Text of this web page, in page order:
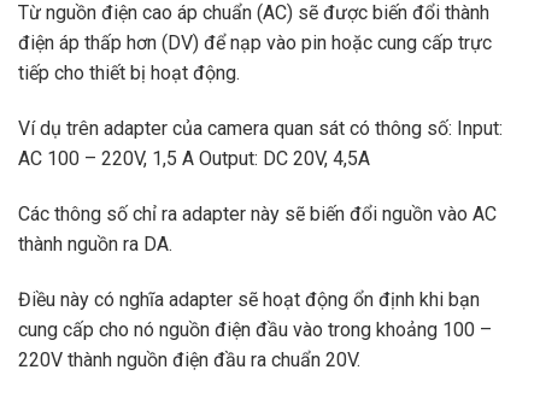
Từ nguồn điện cao áp chuẩn (AC) sẽ được biến đổi thành
điện áp thấp hơn (DV) để nạp vào pin hoặc cung cấp trực
tiếp cho thiết bị hoạt động.
Ví dụ trên adapter của camera quan sát có thông số: Input:
AC 100 – 220V, 1,5 A Output: DC 20V, 4,5A
Các thông số chỉ ra adapter này sẽ biến đổi nguồn vào AC
thành nguồn ra DA.
Điều này có nghĩa adapter sẽ hoạt động ổn định khi bạn
cung cấp cho nó nguồn điện đầu vào trong khoảng 100 –
220V thành nguồn điện đầu ra chuẩn 20V.